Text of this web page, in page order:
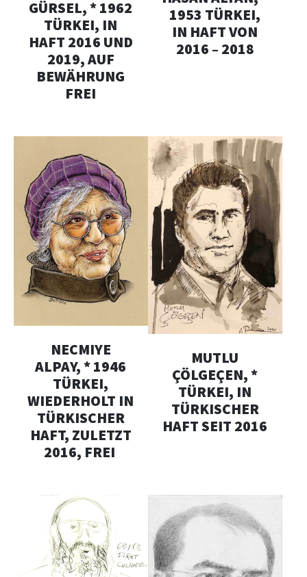
GÜRSEL, * 1962
TÜRKEI, IN
HAFT 2016 UND
2019, AUF
BEWÄHRUNG
FREI
1953 TÜRKEI,
IN HAFT VON
2016 – 2018
NECMIYE
ALPAY, * 1946
TÜRKEI,
WIEDERHOLT IN
TÜRKISCHER
HAFT, ZULETZT
2016, FREI
MUTLU
ÇÖLGEÇEN, *
TÜRKEI, IN
TÜRKISCHER
HAFT SEIT 2016